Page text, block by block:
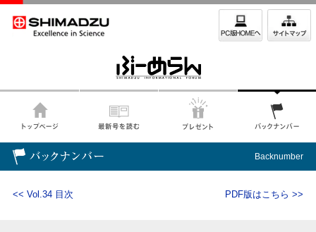
Backnumber
<< Vol.34 目次 PDF版はこちら >>